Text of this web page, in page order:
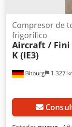
Bitburg 1.327
Compresor de
frigorífico
Aircraft / Fini
K (IE3)